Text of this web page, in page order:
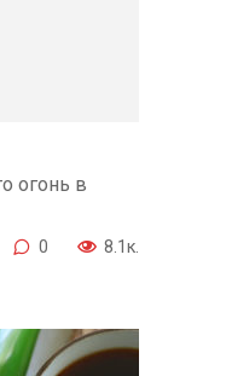
огонь в
0 8.1к.